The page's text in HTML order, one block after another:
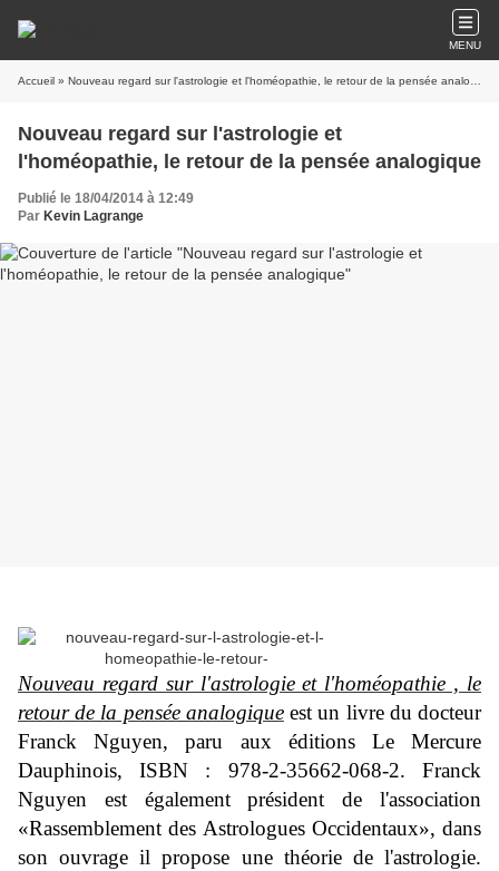
MENU
Accueil » Nouveau regard sur l'astrologie et l'homéopathie, le retour de la pensée analogique
Nouveau regard sur l'astrologie et
l'homéopathie, le retour de la pensée analogique
Publié le 18/04/2014 à 12:49
Par Kevin Lagrange
Nouveau regard sur l'astrologie et l'homéopathie , le
retour de la pensée analogique est un livre du docteur
Franck Nguyen, paru aux éditions Le Mercure
Dauphinois,
ISBN : 978-2-35662-068-2. Franck
Nguyen est également président de l'association
«Rassemblement des Astrologues Occidentaux», dans
son ouvrage il propose une théorie de l'astrologie.